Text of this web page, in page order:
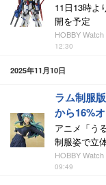
11日13時よ
開を予定
HOBBY Watch
12:30
2025年11月10日
ラム制服
から16%
アニメ「う
制服姿で立
HOBBY Watch
09:49